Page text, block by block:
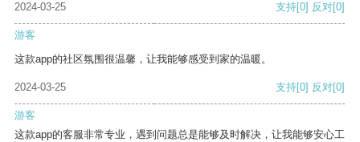
2024-03-25 支持[0] 反对[0]
游客
这款app的社区氛围很温馨，让我能够感受到家的温暖。
2024-03-25 支持[0] 反对[0]
游客
这款app的客服非常专业，遇到问题总是能够及时解决，让我能够安心工